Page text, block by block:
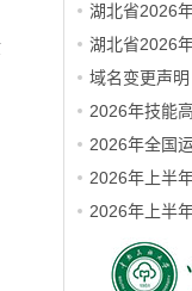
湖北省2026
湖北省2026
域名变更声明
2026年技能
2026年全国
2026年上半
2026年上半